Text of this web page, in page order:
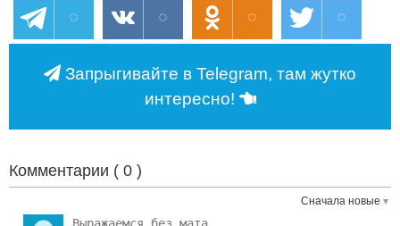
Запрыгивайте в Telegram, там жутко
интересно!
Комментарии ( 0 )
Сначала новые